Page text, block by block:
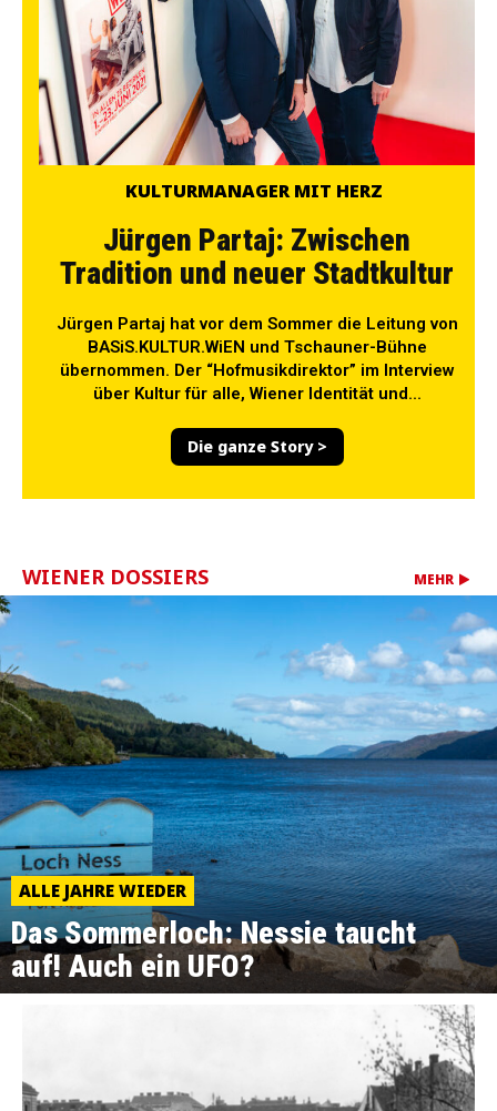
KULTURMANAGER MIT HERZ
Jürgen Partaj: Zwischen
Tradition und neuer Stadtkultur
Jürgen Partaj hat vor dem Sommer die Leitung von
BASiS.KULTUR.WiEN und Tschauner-Bühne
übernommen. Der “Hofmusikdirektor” im Interview
über Kultur für alle, Wiener Identität und...
Die ganze Story >
WIENER DOSSIERS MEHR
ALLE JAHRE WIEDER
Das Sommerloch: Nessie taucht
auf! Auch ein UFO?